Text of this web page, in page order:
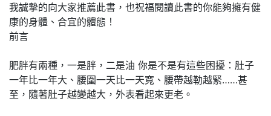
我誠摯的向大家推薦此書，也祝福閱讀此書的你能夠擁有健
康的身體、合宜的體態！
前言
肥胖有兩種，一是胖，二是油 你是不是有這些困擾：肚子
一年比一年大、腰圍一天比一天寬、腰帶越勒越緊……甚
至，隨著肚子越變越大，外表看起來更老。